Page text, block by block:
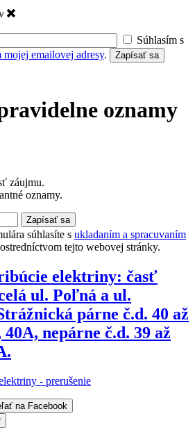
Súhlasím s
emailovej adresy. Zapísať sa
oznamy
záujmu.
oznamy.
Zapísať sa
súhlasíte s ukladaním a spracuvaním
tejto webovej stránky.
elektriny: časť
ul. Poľná a ul.
párne č.d. 40 až
40A, nepárne č.d. 39 až
- prerušenie
na Facebook